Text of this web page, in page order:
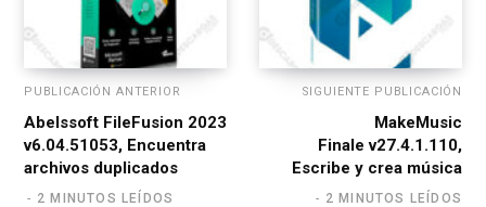
PUBLICACIÓN ANTERIOR
Abelssoft FileFusion 2023
v6.04.51053, Encuentra
archivos duplicados
2 MINUTOS LEÍDOS
SIGUIENTE PUBLICACIÓN
MakeMusic
Finale v27.4.1.110,
Escribe y crea música
2 MINUTOS LEÍDOS